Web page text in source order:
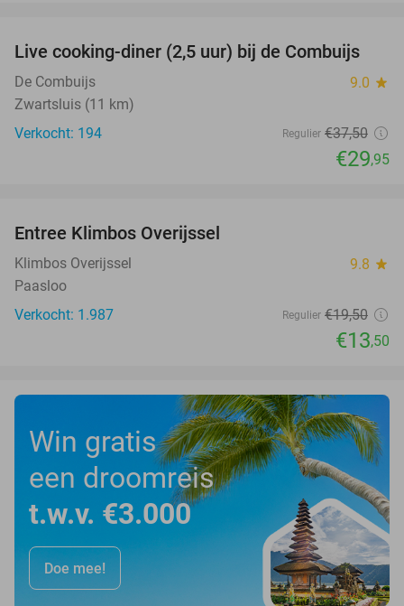
20%
Live cooking-diner (2,5 uur) bij de Combuijs
De Combuijs 9.0 star
Zwartsluis (11 km)
Verkocht: 194
Regulier €37,50
€29,95
Entree Klimbos Overijssel
Klimbos Overijssel 9.8 star
Paasloo
Verkocht: 1.987
Regulier €19,50
€13,50
Win gratis
een droomreis
t.w.v. €3.000
Doe mee!